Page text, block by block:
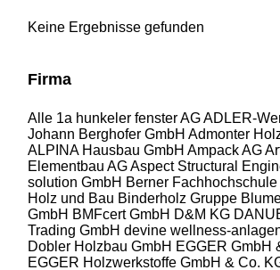
Keine Ergebnisse gefunden
Firma
Alle 1a hunkeler fenster AGADLER-
Johann Berghofer GmbH Admonter
ALPINA Hausbau GmbHAmpack AG
Elementbau AGAspect Structural
solution GmbH Berner Fachhochschule
Holz und Bau Binderholz Gruppe
GmbH BMFcert GmbH D&M KG
Trading GmbH devine wellness-
Dobler Holzbau GmbH EGGER GmbH
EGGER Holzwerkstoffe GmbH & Co.